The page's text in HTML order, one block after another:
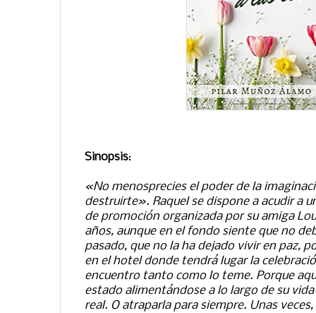
Sinopsis:
«No menosprecies el poder de la
destruirte». Raquel se dispone a acudir a
de promoción organizada por su amiga
años, aunque en el fondo siente que no
pasado, que no la ha dejado vivir en paz,
en el hotel donde tendrá lugar la
encuentro tanto como lo teme. Porque
estado alimentándose a lo largo de su
real. O atraparla para siempre. Unas